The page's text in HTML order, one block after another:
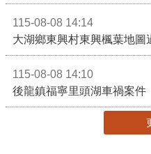
115-08-08 14:14
大湖鄉東興村東興楓葉地圖
115-08-08 14:10
後龍鎮福寧里頭湖車禍案件